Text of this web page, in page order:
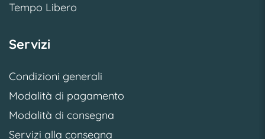
Tempo Libero
Servizi
Condizioni generali
Modalità di pagamento
Modalità di consegna
Servizi alla consegna